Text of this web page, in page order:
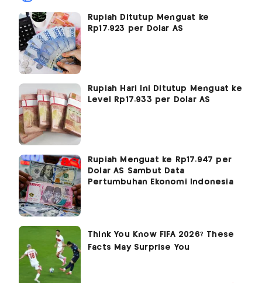
Rupiah Ditutup Menguat ke
Rp17.923 per Dolar AS
Rupiah Hari Ini Ditutup Menguat ke
Level Rp17.933 per Dolar AS
Rupiah Menguat ke Rp17.947 per
Dolar AS Sambut Data
Pertumbuhan Ekonomi Indonesia